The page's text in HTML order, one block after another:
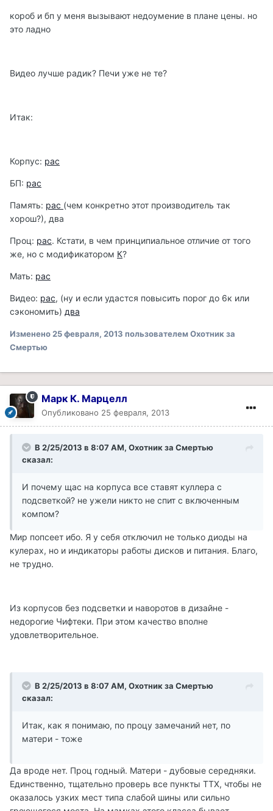
короб и бп у меня вызывают недоумение в плане цены. но
это ладно
Видео лучше радик? Печи уже не те?
Итак:
Корпус: рас
БП: рас
Память: рас (чем конкретно этот производитель так
хорош?), два
Проц: рас. Кстати, в чем принципиальное отличие от того
же, но с модификатором К?
Мать: рас
Видео: рас, (ну и если удастся повысить порог до 6к или
сэкономить) два
Изменено 25 февраля, 2013 пользователем Охотник за
Смертью
Марк К. Марцелл
Опубликовано 25 февраля, 2013
В 2/25/2013 в 8:07 AM, Охотник за Смертью
сказал:
И почему щас на корпуса все ставят куллера с
подсветкой? не ужели никто не спит с включенным
компом?
Мир попсеет ибо. Я у себя отключил не только диоды на
кулерах, но и индикаторы работы дисков и питания. Благо,
не трудно.
Из корпусов без подсветки и наворотов в дизайне -
недорогие Чифтеки. При этом качество вполне
удовлетворительное.
В 2/25/2013 в 8:07 AM, Охотник за Смертью
сказал:
Итак, как я понимаю, по процу замечаний нет, по
матери - тоже
Да вроде нет. Проц годный. Матери - дубовые середняки.
Единственно, тщательно проверь все пункты ТТХ, чтобы не
оказалось узких мест типа слабой шины или сильно